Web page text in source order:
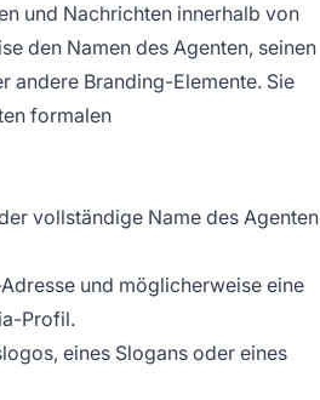
und Nachrichten innerhalb von
den Namen des Agenten, seinen
andere Branding-Elemente. Sie
formalen
vollständige Name des Agenten
und möglicherweise eine
Profil.
eines Slogans oder eines